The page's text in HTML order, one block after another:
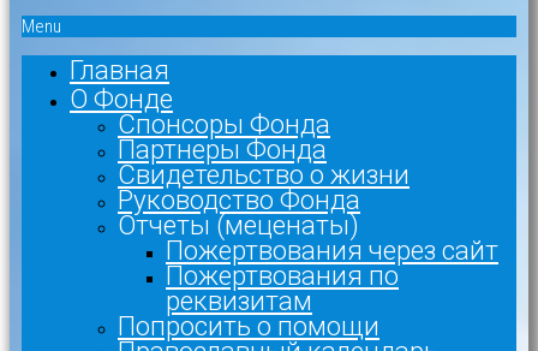
Menu
Главная
О Фонде
Спонсоры Фонда
Партнеры Фонда
Свидетельство о жизни
Руководство Фонда
Отчеты (меценаты)
Пожертвования через сайт
Пожертвования по
реквизитам
Попросить о помощи